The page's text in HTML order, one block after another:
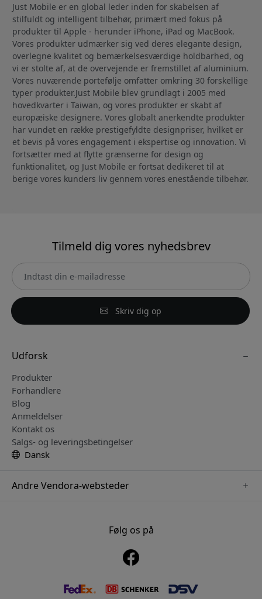
Just Mobile er en global leder inden for skabelsen af
stilfuldt og intelligent tilbehør, primært med fokus på
produkter til Apple - herunder iPhone, iPad og MacBook.
Vores produkter udmærker sig ved deres elegante design,
overlegne kvalitet og bemærkelsesværdige holdbarhed, og
vi er stolte af, at de overvejende er fremstillet af aluminium.
Vores nuværende portefølje omfatter omkring 30 forskellige
typer produkter.Just Mobile blev grundlagt i 2005 med
hovedkvarter i Taiwan, og vores produkter er skabt af
europæiske designere. Vores globalt anerkendte produkter
har vundet en række prestigefyldte designpriser, hvilket er
et bevis på vores engagement i ekspertise og innovation. Vi
fortsætter med at flytte grænserne for design og
funktionalitet, og Just Mobile er fortsat dedikeret til at
berige vores kunders liv gennem vores enestående tilbehør.
Tilmeld dig vores nyhedsbrev
Skriv dig op
Udforsk
Produkter
Forhandlere
Blog
Anmeldelser
Kontakt os
Salgs- og leveringsbetingelser
Dansk
Andre Vendora-websteder
www.nordicsmartlight.seFølg os på